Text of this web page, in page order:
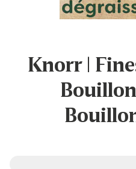
Knorr |
Bouillon